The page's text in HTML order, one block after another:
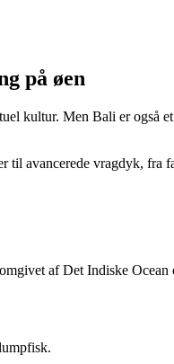
på øen
kultur. Men Bali er også
avancerede vragdyk, fra
af Det Indiske